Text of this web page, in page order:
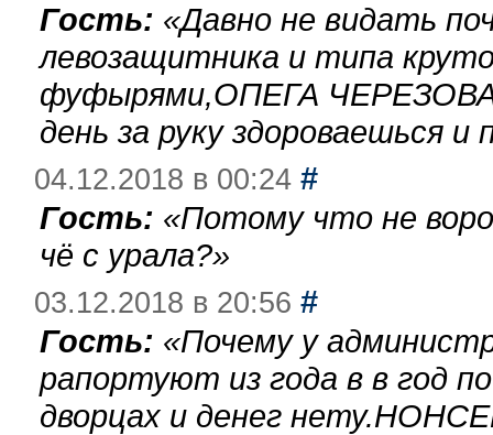
Гость: «Давно не видать
левозащитника и типа
фуфырями,ОПЕГА
день за руку здороваешься
04.12.2018 в 00:24 #
Гость: «Потому что не
чё с урала?»
03.12.2018 в 20:56 #
Гость: «Почему у
рапортуют из года в в год
дворцах и денег